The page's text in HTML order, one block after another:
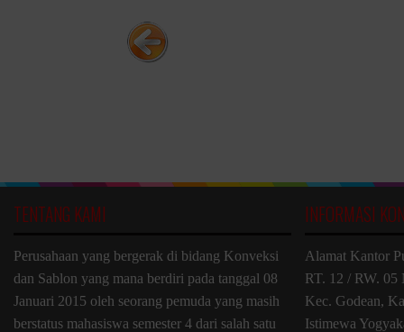
TENTANG KAMI
Perusahaan yang bergerak di bidang Konveksi
dan Sablon yang mana berdiri pada tanggal 08
Januari 2015 oleh seorang pemuda yang masih
berstatus mahasiswa semester 4 dari salah satu
INFORMASI
Alamat Kantor
RT. 12 / RW. 05
Kec. Godean,
Istimewa